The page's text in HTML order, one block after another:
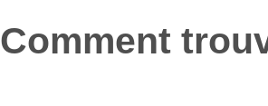
Comment